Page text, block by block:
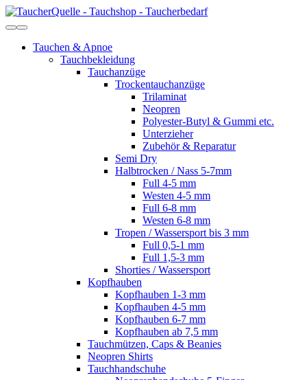
Tauchen & Apnoe
Tauchbekleidung
Tauchanzüge
Trockentauchanzüge
Trilaminat
Neopren
Polyester-Butyl & Gummi etc.
Unterzieher
Zubehör & Reparatur
Semi Dry
Halbtrocken / Nass 5-7mm
Full 4-5 mm
Westen 4-5 mm
Full 6-8 mm
Westen 6-8 mm
Tropen / Wassersport bis 3 mm
Full 0,5-1 mm
Full 1,5-3 mm
Shorties / Wassersport
Kopfhauben
Kopfhauben 1-3 mm
Kopfhauben 4-5 mm
Kopfhauben 6-7 mm
Kopfhauben ab 7,5 mm
Tauchmützen, Caps & Beanies
Neopren Shirts
Tauchhandschuhe